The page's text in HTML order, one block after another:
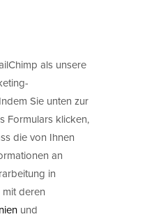
als unsere
Sie unten zur
Formulars klicken,
die von Ihnen
an
in
deren
und